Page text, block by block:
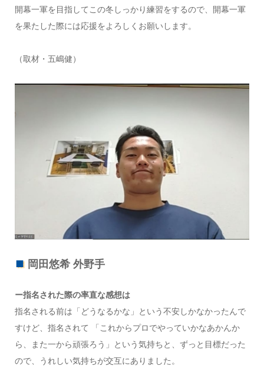
開幕一軍を目指してこの冬しっかり練習をするので、開幕一軍
を果たした際には応援をよろしくお願いします。
（取材・五嶋健）
岡田悠希 外野手
ー指名された際の率直な感想は
指名される前は「どうなるかな」という不安しかなかったんで
すけど、指名されて 「これからプロでやっていかなあかんか
ら、また一から頑張ろう」という気持ちと、ずっと目標だった
ので、うれしい気持ちが交互にありました。